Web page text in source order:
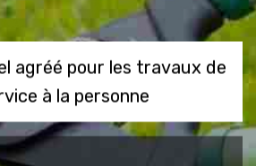
agréé pour les travaux de
à la personne